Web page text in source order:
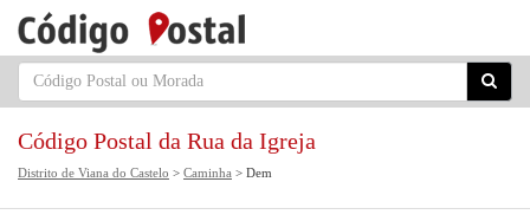
Código Postal da Rua da Igreja
Distrito de Viana do Castelo > Caminha > Dem